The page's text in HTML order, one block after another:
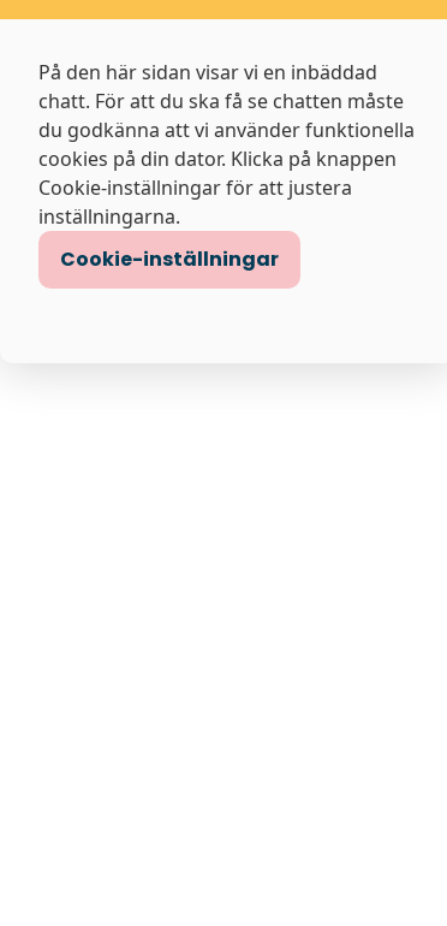
Sponsring
Ansökan om sponsring
På den här sidan visar vi en inbäddad
chatt. För att du ska få se chatten måste
du godkänna att vi använder funktionella
cookies på din dator. Klicka på knappen
Cookie-inställningar för att justera
inställningarna.
Cookie-inställningar